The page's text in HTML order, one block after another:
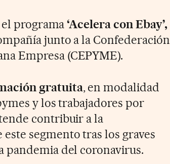
el programa‘Acelera con Ebay’,
junto a la Confederación
Empresa (CEPYME).
gratuita, en modalidad
y los trabajadores por
contribuir a la
segmento tras los graves
pandemia del coronavirus.